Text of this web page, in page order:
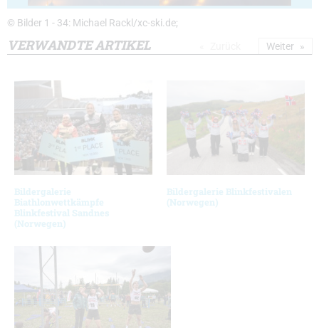
© Bilder 1 - 34: Michael Rackl/xc-ski.de;
VERWANDTE ARTIKEL
Bildergalerie
Biathlonwettkämpfe
Blinkfestival Sandnes
(Norwegen)
Bildergalerie Blinkfestivalen
(Norwegen)
Weiter